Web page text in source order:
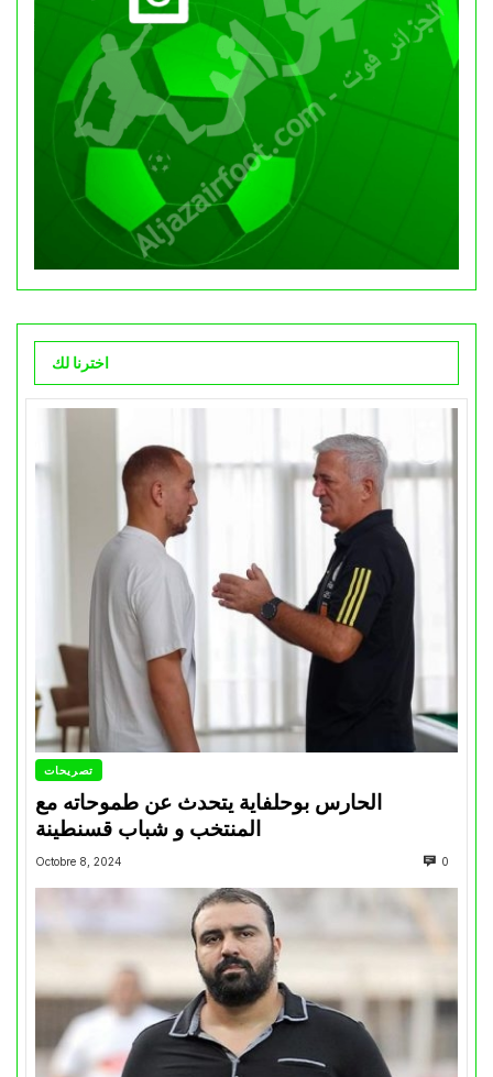
اخترنا لك
تصريحات
الحارس بوحلفاية يتحدث عن طموحاته مع
المنتخب و شباب قسنطينة
Octobre 8, 2024 0